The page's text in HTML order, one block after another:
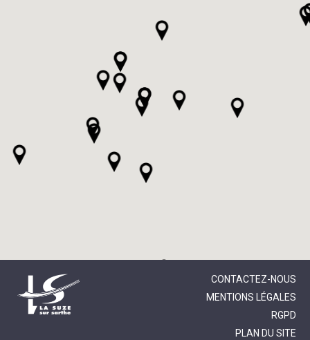
CONTACTEZ-NOUS
MENTIONS LÉGALES
RGPD
PLAN DU SITE